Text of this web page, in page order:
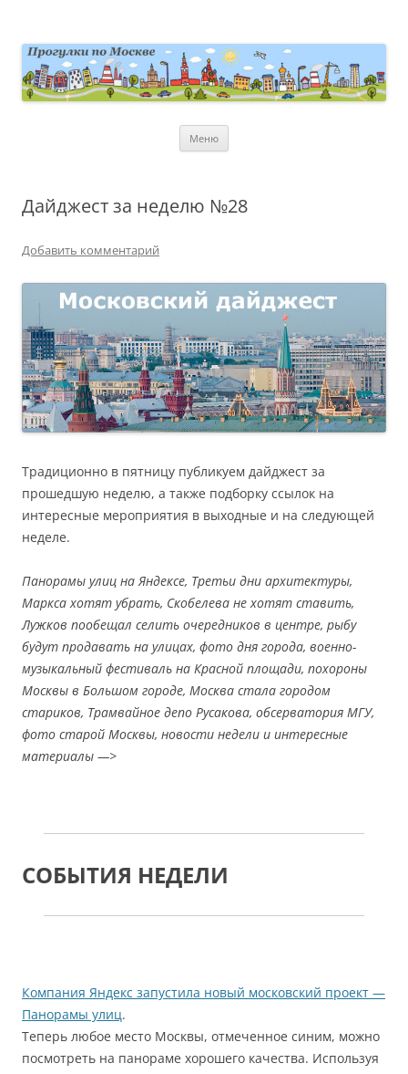
Меню
Дайджест за неделю №28
Добавить комментарий
Традиционно в пятницу публикуем дайджест за
прошедшую неделю, а также подборку ссылок на
интересные мероприятия в выходные и на следующей
неделе.
Панорамы улиц на Яндексе, Третьи дни архитектуры,
Маркса хотят убрать, Скобелева не хотят ставить,
Лужков пообещал селить очередников в центре, рыбу
будут продавать на улицах, фото дня города, военно-
музыкальный фестиваль на Красной площади, похороны
Москвы в Большом городе, Москва стала городом
стариков, Трамвайное депо Русакова, обсерватория МГУ,
фото старой Москвы, новости недели и интересные
материалы —>
СОБЫТИЯ НЕДЕЛИ
Компания Яндекс запустила новый московский проект —
Панорамы улиц.
Теперь любое место Москвы, отмеченное синим, можно
посмотреть на панораме хорошего качества. Используя